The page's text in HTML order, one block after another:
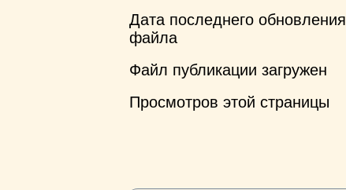
Дата последнего обновления
файла
Файл публикации загружен
Просмотров этой страницы